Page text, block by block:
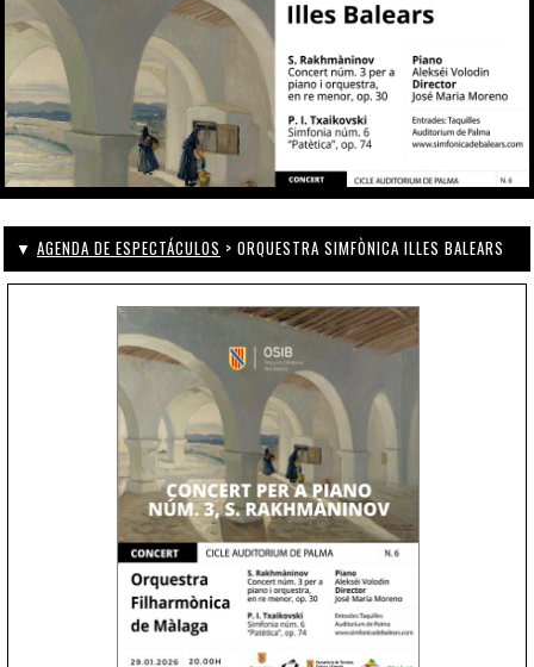
▼ AGENDA DE ESPECTÁCULOS > ORQUESTRA SIMFÒNICA ILLES BALEARS